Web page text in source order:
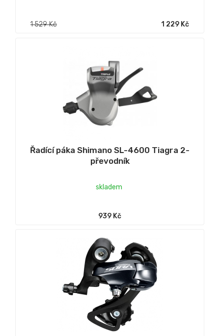
1 529 Kč 1 229 Kč
Řadící páka Shimano SL-4600 Tiagra 2-
převodník
skladem
939 Kč